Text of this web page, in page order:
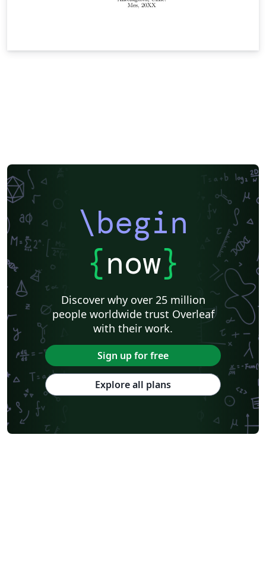
\begin
{now}
Discover why over 25 million
people worldwide trust Overleaf
with their work.
Sign up for free
Explore all plans